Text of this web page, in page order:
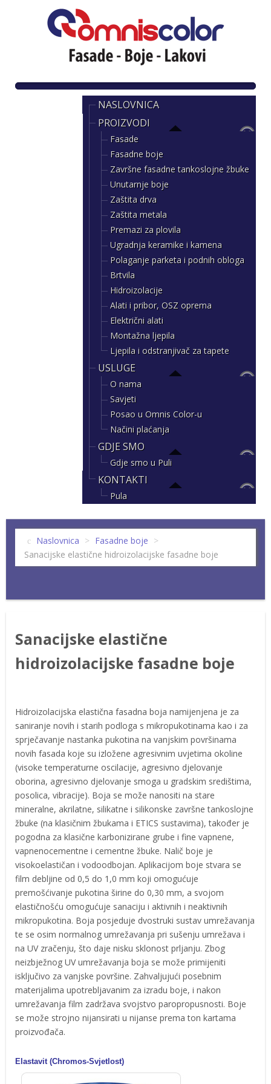
NASLOVNICA
PROIZVODI
Fasade
Fasadne boje
Završne fasadne tankoslojne žbuke
Unutarnje boje
Zaštita drva
Zaštita metala
Premazi za plovila
Ugradnja keramike i kamena
Polaganje parketa i podnih obloga
Brtvila
Hidroizolacije
Alati i pribor, OSZ oprema
Električni alati
Montažna ljepila
Ljepila i odstranjivač za tapete
USLUGE
O nama
Savjeti
Posao u Omnis Color-u
Načini plaćanja
GDJE SMO
Gdje smo u Puli
KONTAKTI
Pula
Naslovnica > Fasadne boje >
Sanacijske elastične hidroizolacijske fasadne boje
Sanacijske elastične
hidroizolacijske fasadne boje
Hidroizolacijska elastična fasadna boja namijenjena je za
saniranje novih i starih podloga s mikropukotinama kao i za
sprječavanje nastanka pukotina na vanjskim površinama
novih fasada koje su izložene agresivnim uvjetima okoline
(visoke temperaturne oscilacije, agresivno djelovanje
oborina, agresivno djelovanje smoga u gradskim središtima,
posolica, vibracije). Boja se može nanositi na stare
mineralne, akrilatne, silikatne i silikonske završne tankoslojne
žbuke (na klasičnim žbukama i ETICS sustavima), također je
pogodna za klasične karbonizirane grube i fine vapnene,
vapnenocementne i cementne žbuke. Nalič boje je
visokoelastičan i vodoodbojan. Aplikacijom boje stvara se
film debljine od 0,5 do 1,0 mm koji omogućuje
premošćivanje pukotina širine do 0,30 mm, a svojom
elastičnošću omogućuje sanaciju i aktivnih i neaktivnih
mikropukotina. Boja posjeduje dvostruki sustav umrežavanja
te se osim normalnog umrežavanja pri sušenju umrežava i
na UV zračenju, što daje nisku sklonost prljanju. Zbog
neizbježnog UV umrežavanja boja se može primijeniti
isključivo za vanjske površine. Zahvaljujući posebnim
materijalima upotrebljavanim za izradu boje, i nakon
umrežavanja film zadržava svojstvo paropropusnosti. Boje
se može strojno nijansirati u nijanse prema ton kartama
proizvođača.
Elastavit (Chromos-Svjetlost)